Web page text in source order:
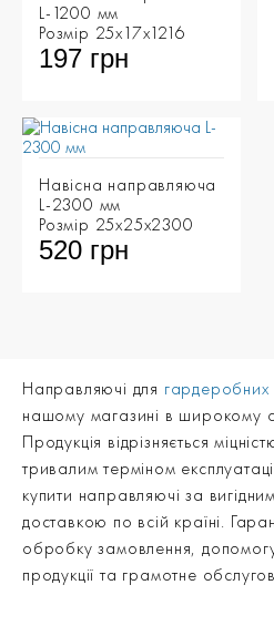
L-1200 мм
Розмір 25х17х1216
197 грн
Навісна направляюча
L-2300 мм
Розмір 25х25х2300
520 грн
Направляючі для гардеробних
нашому магазині в широкому
Продукція відрізняється
тривалим терміном
купити направляючі за
доставкою по всій країні.
обробку замовлення,
продукції та грамотне